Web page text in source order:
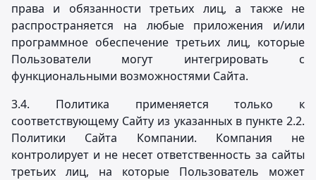
права и обязанности третьих лиц, а также не
распространяется на любые приложения и/или
программное обеспечение третьих лиц, которые
Пользователи могут интегрировать с
функциональными возможностями Сайта.
3.4. Политика применяется только к
соответствующему Сайту из указанных в пункте 2.2.
Политики Сайта Компании. Компания не
контролирует и не несет ответственность за сайты
третьих лиц, на которые Пользователь может